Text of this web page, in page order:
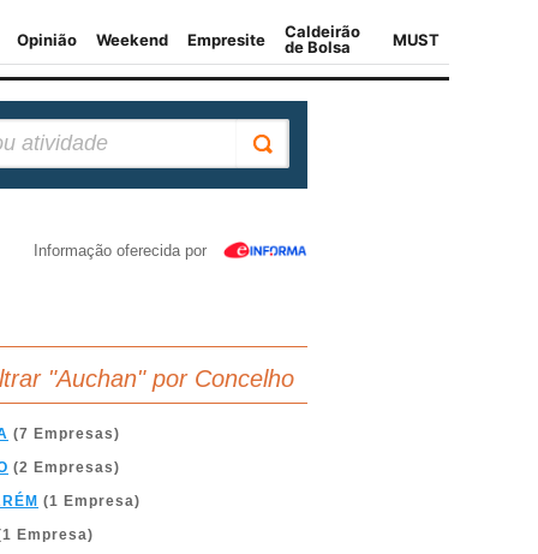
Informação oferecida por
"Auchan" por Concelho
(7 Empresas)
(2 Empresas)
(1 Empresa)
Empresa)